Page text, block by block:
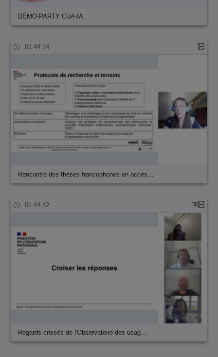
DÉMO-PARTY CUA-IA
01:44:14
Rencontre des thèses francophones en accès…
01:44:42
Regards croisés de l'Observatoire des usag…